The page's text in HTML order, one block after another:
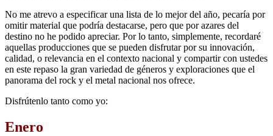
No me atrevo a especificar una lista de lo mejor del año, pecaría por
omitir material que podría destacarse, pero que por azares del
destino no he podido apreciar. Por lo tanto, simplemente, recordaré
aquellas producciones que se pueden disfrutar por su innovación,
calidad, o relevancia en el contexto nacional y compartir con ustedes
en este repaso la gran variedad de géneros y exploraciones que el
panorama del rock y el metal nacional nos ofrece.
Disfrútenlo tanto como yo:
Enero